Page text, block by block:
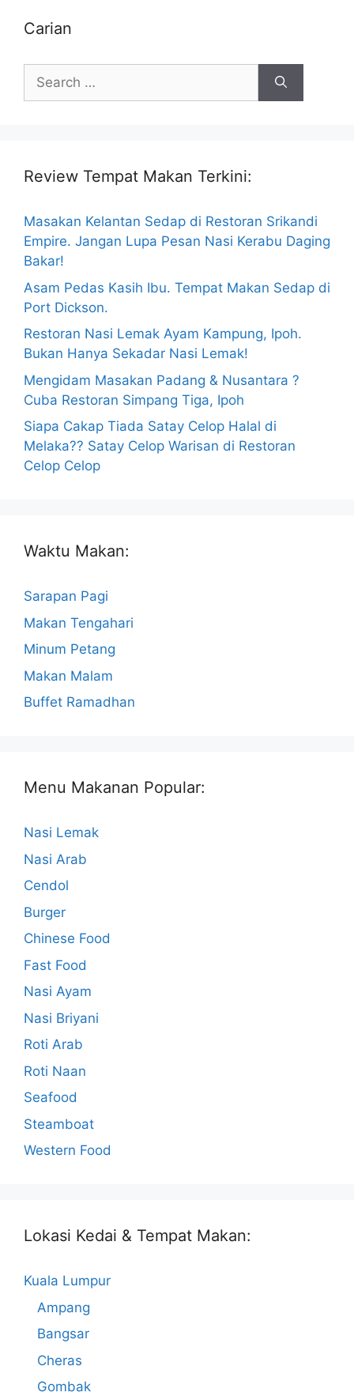
Carian
Search
for:
Review Tempat Makan Terkini:
Masakan Kelantan Sedap di Restoran Srikandi
Empire. Jangan Lupa Pesan Nasi Kerabu Daging
Bakar!
Asam Pedas Kasih Ibu. Tempat Makan Sedap di
Port Dickson.
Restoran Nasi Lemak Ayam Kampung, Ipoh.
Bukan Hanya Sekadar Nasi Lemak!
Mengidam Masakan Padang & Nusantara ?
Cuba Restoran Simpang Tiga, Ipoh
Siapa Cakap Tiada Satay Celop Halal di
Melaka?? Satay Celop Warisan di Restoran
Celop Celop
Waktu Makan:
Sarapan Pagi
Makan Tengahari
Minum Petang
Makan Malam
Buffet Ramadhan
Menu Makanan Popular:
Nasi Lemak
Nasi Arab
Cendol
Burger
Chinese Food
Fast Food
Nasi Ayam
Nasi Briyani
Roti Arab
Roti Naan
Seafood
Steamboat
Western Food
Lokasi Kedai & Tempat Makan:
Kuala Lumpur
Ampang
Bangsar
Cheras
Gombak